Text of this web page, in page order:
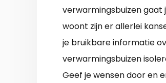
verwarmingsbuizen gaat
woont zijn er allerlei
je bruikbare informatie
verwarmingsbuizen
Geef je wensen door en